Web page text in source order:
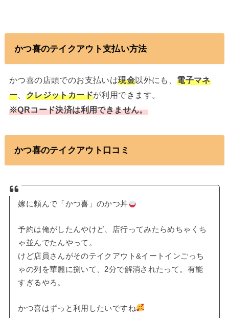
かつ喜のテイクアウト支払い方法
かつ喜の店頭でのお支払いは現金以外にも、電子マネ
ー
クレジットカードが利用できます。
※QRコード決済は利用できません。
かつ喜のテイクアウト口コミ
嫁に頼んで「かつ喜」のかつ丼
予約は俺がしたんやけど、店行ってみたらめちゃくち
ゃ並んでたんやって。
けど店員さんがそのテイクアウト&イートインごっち
ゃの列を華麗に捌いて、2分で解消されたって。有能
すぎるやろ。
かつ喜はずっと利用したいですね